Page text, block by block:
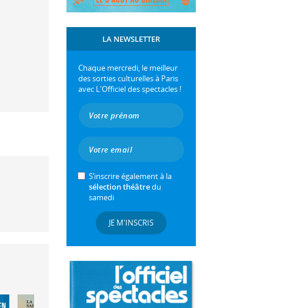
LA NEWSLETTER
Chaque mercredi, le meilleur
des sorties culturelles à Paris
avec L'Officiel des spectacles !
S’inscrire également à la
sélection théâtredu
samedi
JE M'INSCRIS